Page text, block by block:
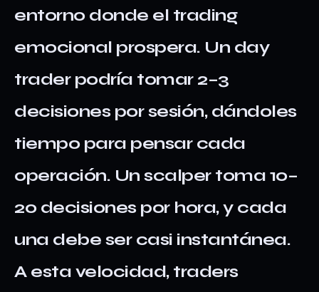
entorno donde el trading
emocional prospera. Un day
trader podría tomar 2–3
decisiones por sesión, dándoles
tiempo para pensar cada
operación. Un scalper toma 10–
20 decisiones por hora, y cada
una debe ser casi instantánea.
A esta velocidad, traders